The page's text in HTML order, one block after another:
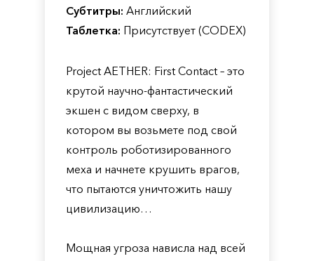
Субтитры: Английский
Таблетка: Присутствует (CODEX)
Project AETHER: First Contact – это
крутой научно-фантастический
экшен с видом сверху, в
котором вы возьмете под свой
контроль роботизированного
меха и начнете крушить врагов,
что пытаются уничтожить нашу
цивилизацию…
Мощная угроза нависла над всей